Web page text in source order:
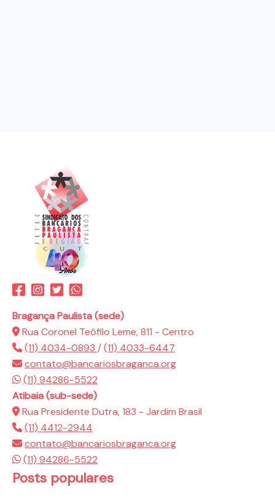
Bragança Paulista (sede)
Rua Coronel Teófilo Leme, 811 - Centro
(11) 4034-0893 /(11) 4033-6447
contato@bancariosbraganca.org
(11) 94286-5522
Atibaia (sub-sede)
Rua Presidente Dutra, 183 - Jardim Brasil
(11) 4412-2944
contato@bancariosbraganca.org
(11) 94286-5522
Posts populares